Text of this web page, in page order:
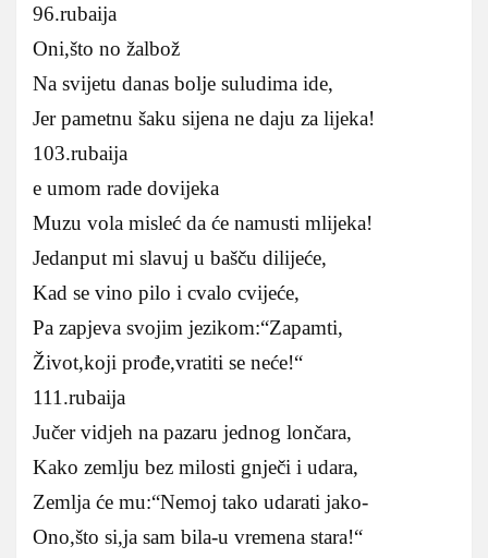
96.rubaija
Oni,što no žalbož
Na svijetu danas bolje suludima ide,
Jer pametnu šaku sijena ne daju za lijeka!
103.rubaija
e umom rade dovijeka
Muzu vola misleć da će namusti mlijeka!
Jedanput mi slavuj u bašču dilijeće,
Kad se vino pilo i cvalo cvijeće,
Pa zapjeva svojim jezikom:“Zapamti,
Život,koji prođe,vratiti se neće!“
111.rubaija
Jučer vidjeh na pazaru jednog lončara,
Kako zemlju bez milosti gnječi i udara,
Zemlja će mu:“Nemoj tako udarati jako-
Ono,što si,ja sam bila-u vremena stara!“